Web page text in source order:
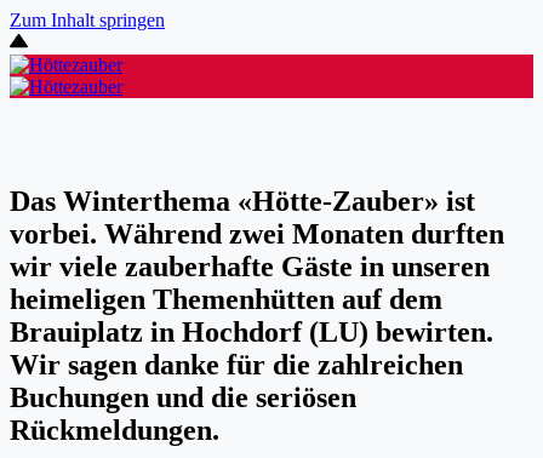
Zum Inhalt springen
Das Winterthema «Hötte-Zauber» ist
vorbei. Während zwei Monaten durften
wir viele zauberhafte Gäste in unseren
heimeligen Themenhütten auf dem
Brauiplatz in Hochdorf (LU) bewirten.
Wir sagen danke für die zahlreichen
Buchungen und die seriösen
Rückmeldungen.